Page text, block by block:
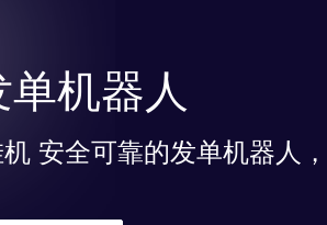
机器人
安全可靠的发单机器人